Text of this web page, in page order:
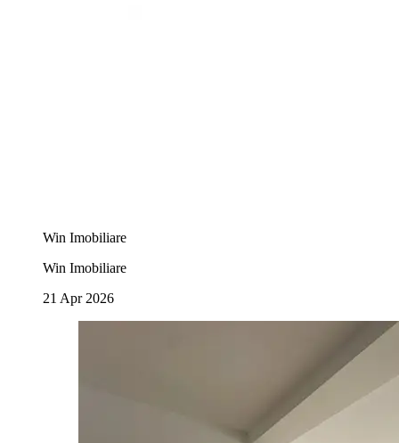
Win Imobiliare
Win Imobiliare
21 Apr 2026